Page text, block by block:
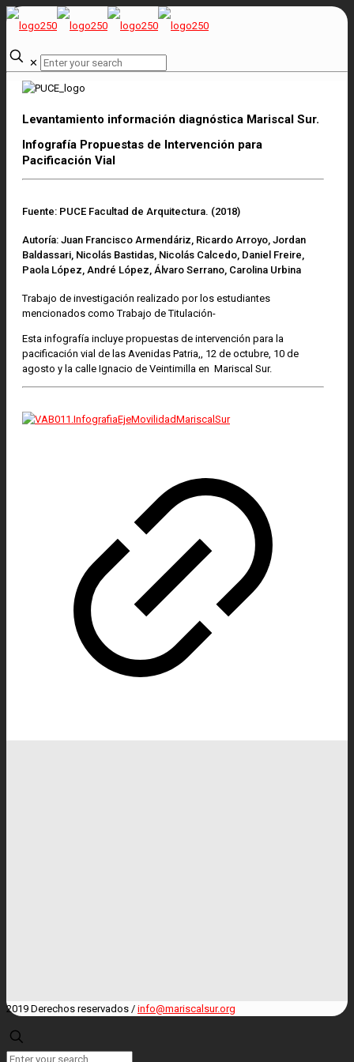
✕
Levantamiento información diagnóstica Mariscal Sur.
Infografía Propuestas de Intervención para
Pacificación Vial
Fuente: PUCE Facultad de Arquitectura. (2018)
Autoría: Juan Francisco Armendáriz, Ricardo Arroyo, Jordan
Baldassari, Nicolás Bastidas, Nicolás Calcedo, Daniel Freire,
Paola López, André López, Álvaro Serrano, Carolina Urbina
Trabajo de investigación realizado por los estudiantes
mencionados como Trabajo de Titulación-
Esta infografía incluye propuestas de intervención para la
pacificación vial de las Avenidas Patria,, 12 de octubre, 10 de
agosto y la calle Ignacio de Veintimilla en Mariscal Sur.
2019 Derechos reservados / info@mariscalsur.org